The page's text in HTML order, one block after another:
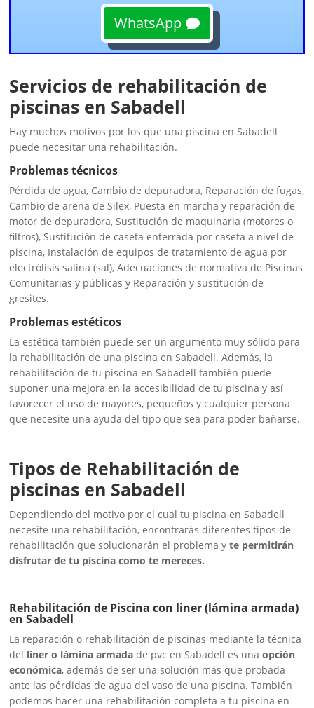
WhatsApp
Servicios de rehabilitación de
piscinas en Sabadell
Hay muchos motivos por los que una piscina en Sabadell
puede necesitar una rehabilitación.
Problemas técnicos
Pérdida de agua, Cambio de depuradora, Reparación de fugas,
Cambio de arena de Silex, Puesta en marcha y reparación de
motor de depuradora, Sustitución de maquinaria (motores o
filtros), Sustitución de caseta enterrada por caseta a nivel de
piscina, Instalación de equipos de tratamiento de agua por
electrólisis salina (sal), Adecuaciones de normativa de Piscinas
Comunitarias y públicas y Reparación y sustitución de
gresites.
Problemas estéticos
La estética también puede ser un argumento muy sólido para
la rehabilitación de una piscina en Sabadell. Además, la
rehabilitación de tu piscina en Sabadell también puede
suponer una mejora en la accesibilidad de tu piscina y así
favorecer el uso de mayores, pequeños y cualquier persona
que necesite una ayuda del tipo que sea para poder bañarse.
Tipos de Rehabilitación de
piscinas en Sabadell
Dependiendo del motivo por el cual tu piscina en Sabadell
necesite una rehabilitación, encontrarás diferentes tipos de
rehabilitación que solucionarán el problema yte permitirán
disfrutar de tu piscina como te mereces.
Rehabilitación de Piscina con liner (lámina armada)
en Sabadell
La reparación o rehabilitación de piscinas mediante la técnica
del liner o lámina armada de pvc en Sabadell es unaopción
económica, además de ser una solución más que probada
ante las pérdidas de agua del vaso de una piscina. También
podemos hacer una rehabilitación completa a tu piscina en